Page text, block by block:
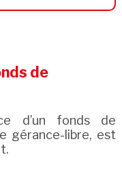
de
d’un fonds de
gérance-libre, est